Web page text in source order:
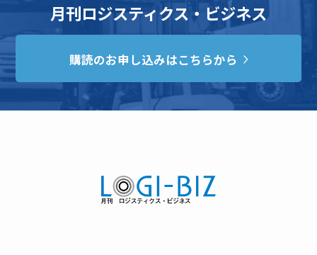
月刊ロジスティクス・ビジネス
購読のお申し込みはこちらから